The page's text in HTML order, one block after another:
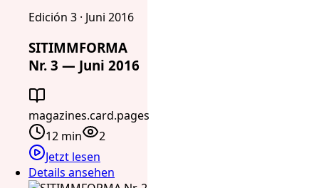
Edición 3 · Juni 2016
SITIMMFORMA
Nr. 3 — Juni 2016
magazines.card.pages
12 min
2
Jetzt lesen
Details ansehen